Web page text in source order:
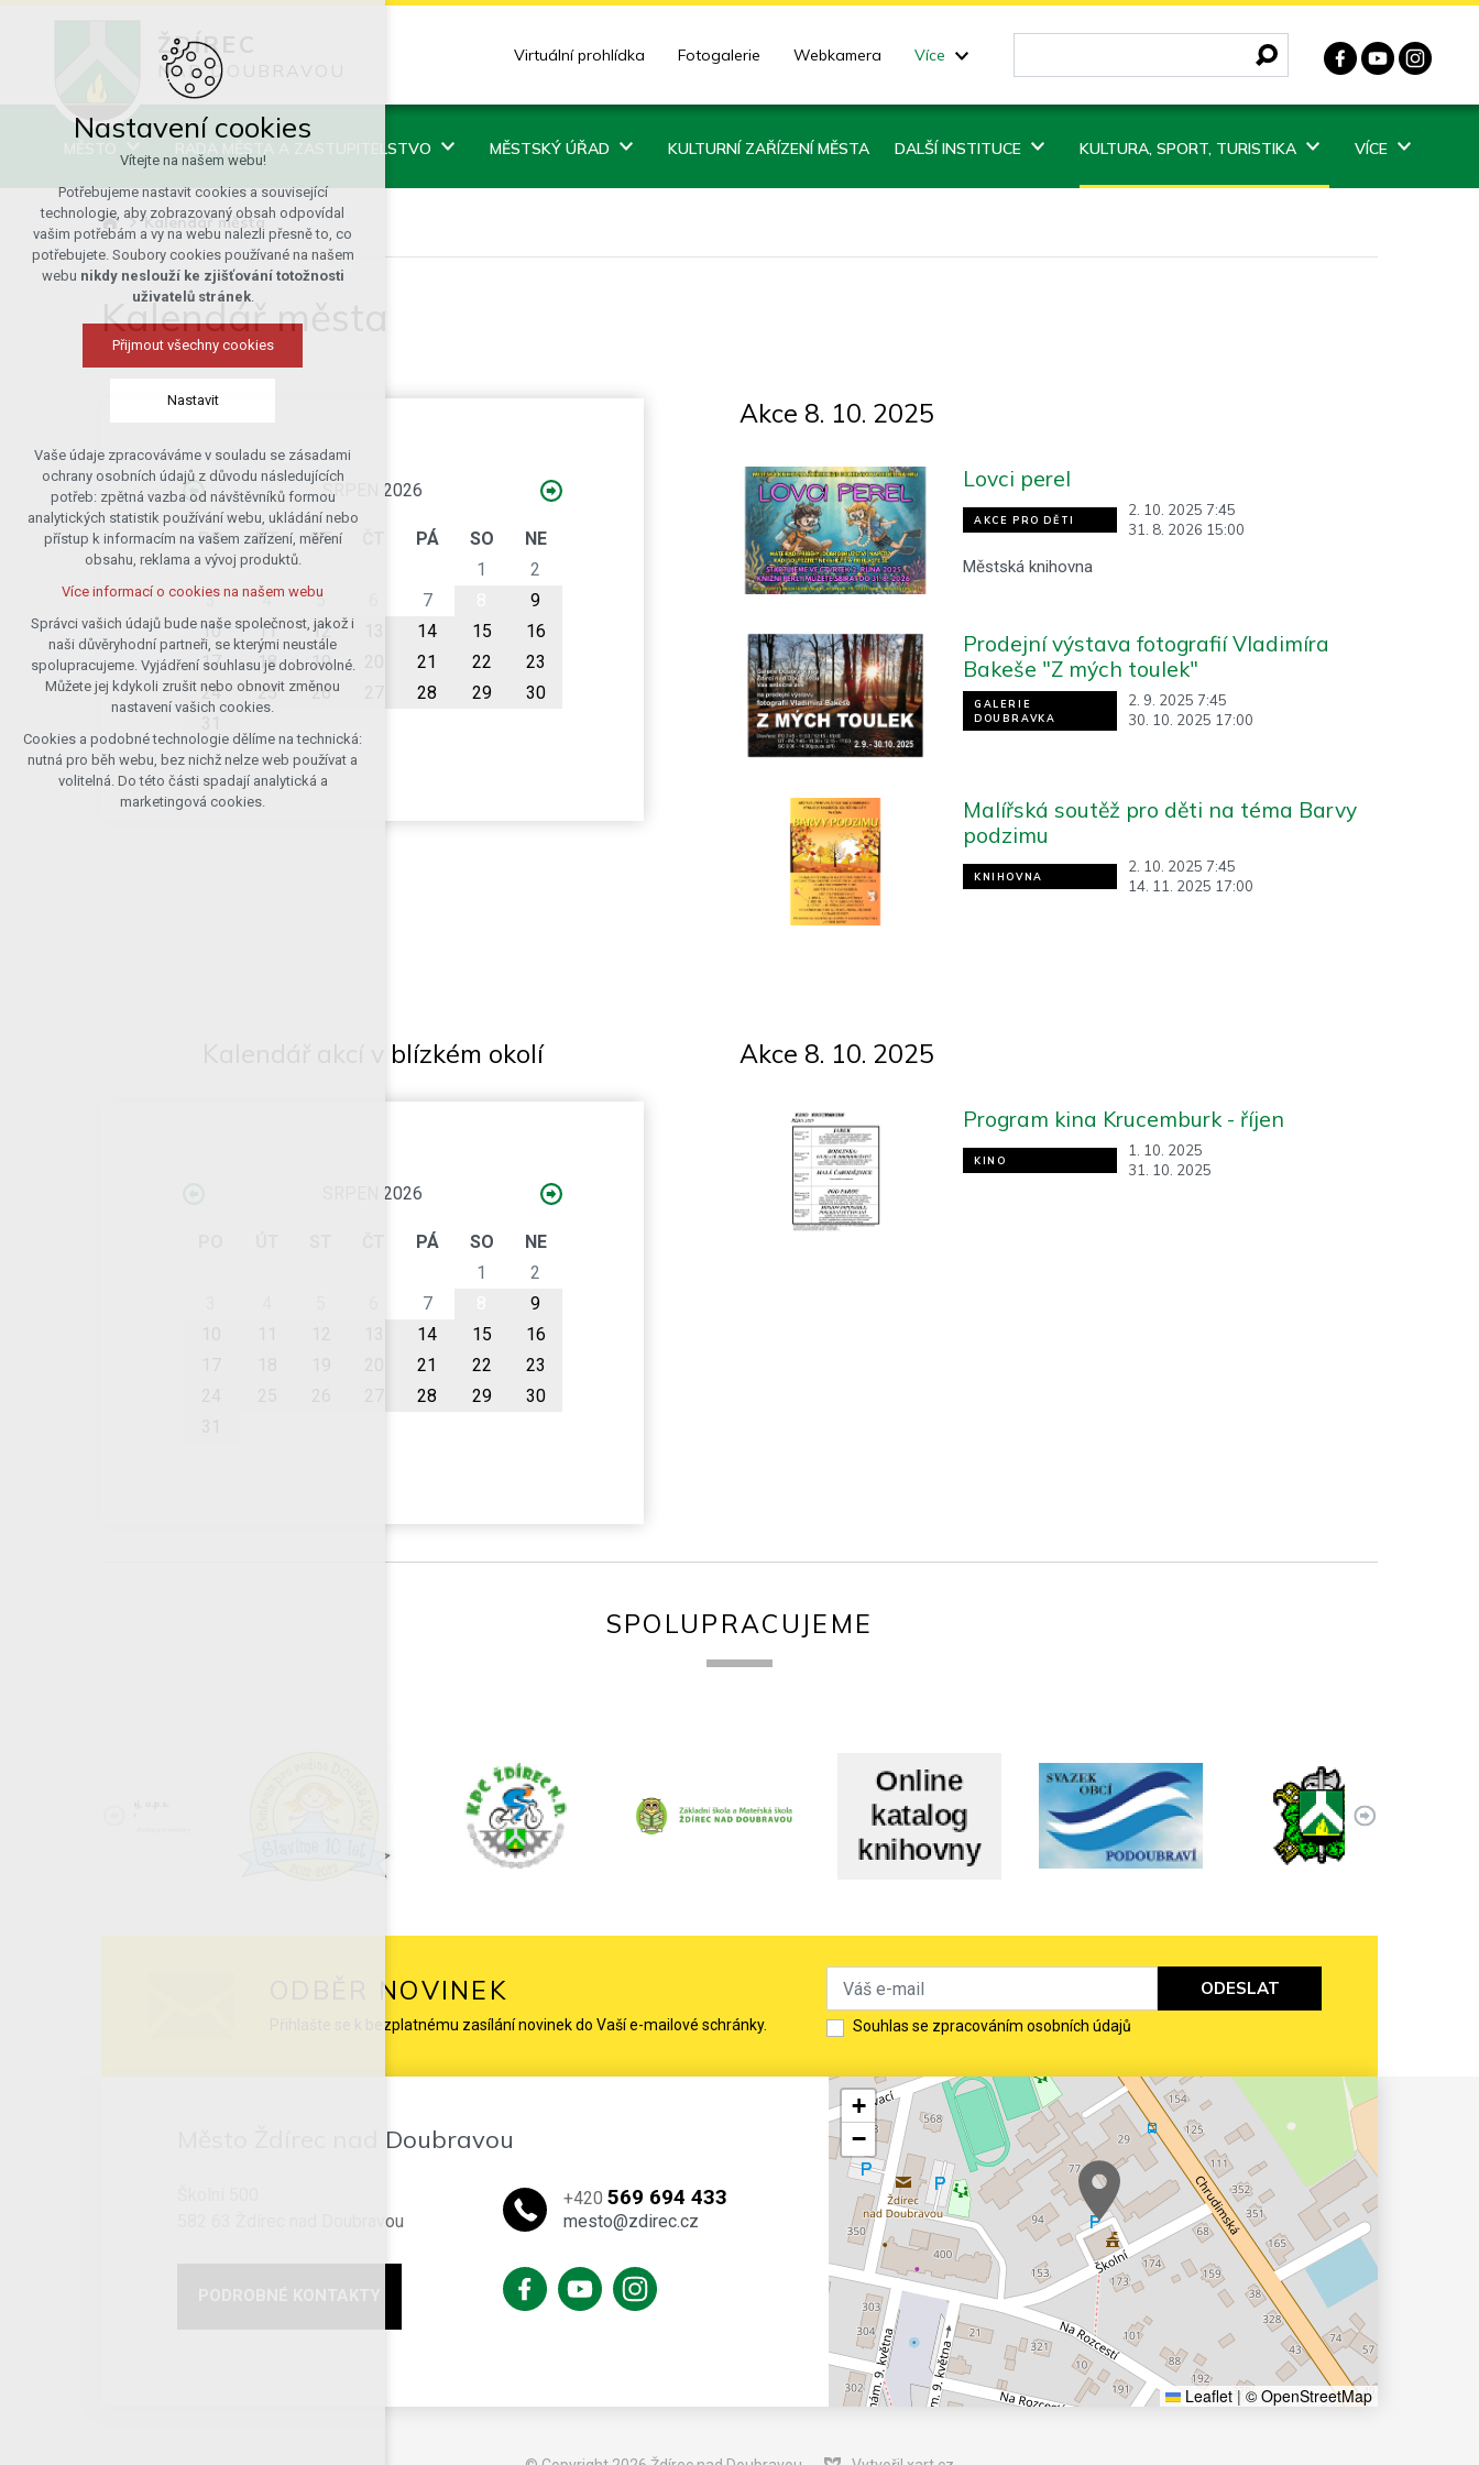
ŽDÍREC
NAD DOUBRAVOU
Virtuální prohlídka Fotogalerie Webkamera Více
RADA MĚSTA A ZASTUPITELSTVO MĚSTSKÝ ÚŘAD KULTURNÍ ZAŘÍZENÍ MĚSTA DALŠÍ INSTITUCE KULTURA, SPORT, TURISTIKA VÍCE
Kalendář města
Kalendář města
SRPEN 2026
PO ÚT ST PÁ SO
NE
1
2
3
4 5 7
9
10
11 12 14 15
16
17
18 19 21 22
23
24
25 26 28 29
30
Akce 8. 10. 2025
AKCE PRO DĚTI
2. 10. 2025 7:45
31. 8. 2026 15:00
Lovci perel
Městská knihovna
GALERIE
DOUBRAVKA
2. 9. 2025 7:45
30. 10. 2025 17:00
Prodejní výstava fotografií Vladimíra
Bakeše "Z mých toulek"
KNIHOVNA
2. 10. 2025 7:45
14. 11. 2025 17:00
Malířská soutěž pro děti na téma Barvy
podzimu
Kalendář akcí v blízkém okolí
SRPEN 2026
PÁ SO
NE
1
2
7
9
14 15
16
21 22
23
28 29
30
Akce 8. 10. 2025
KINO
1. 10. 2025
31. 10. 2025
Program kina Krucemburk - říjen
SPOLUPRACUJEME
ODBĚR NOVINEK
Přihlašte se k bezplatnému zasílání novinek do Vaší e-mailové schránky. Souhlas se zpracováním osobních údajů
ODESLAT
Město Ždírec nad Doubravou
582 63 Ždírec nad Doubravou
+420569 694 433
mesto@zdirec.cz
+
−
Leaflet | © OpenStreetMap
Nastavení cookies
Vítejte na našem webu!
Potřebujeme nastavit cookies a související
technologie, aby zobrazovaný obsah odpovídal
vašim potřebám a vy na webu nalezli přesně to, co
potřebujete. Soubory cookies používané na našem
webu nikdy neslouží ke zjišťování totožnosti
uživatelů stránek.
Přijmout všechny cookies
Nastavit
Technická cookies
nutná pro provozování webu
udržení kontextu stránek (session):
případná přihlášení, volby jazyka, apod.
Volitelná cookies
analytická pro anonymizované
vyhodnocení návštěvnosti
marketingová cookies (Google)
Více informací o cookies na našem webu
Přijmout všechny cookies
Odmítnout vše
Vaše údaje zpracováváme v souladu se zásadami
ochrany osobních údajů z důvodu následujících
potřeb: zpětná vazba od návštěvníků formou
analytických statistik používání webu, ukládání nebo
přístup k informacím na vašem zařízení, měření
obsahu, reklama a vývoj produktů.
Více informací o cookies na našem webu
Správci vašich údajů bude naše společnost, jakož i
naši důvěryhodní partneři, se kterými neustále
spolupracujeme. Vyjádření souhlasu je dobrovolné.
Můžete jej kdykoli zrušit nebo obnovit změnou
nastavení vašich cookies.
Cookies a podobné technologie dělíme na technická:
nutná pro běh webu, bez nichž nelze web používat a
volitelná. Do této části spadají analytická a
marketingová cookies.